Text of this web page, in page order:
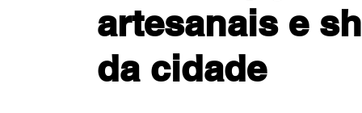
artesanais e
da cidade